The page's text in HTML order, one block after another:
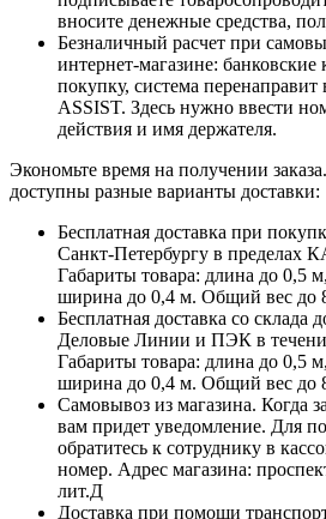
вносите денежные средства,
Безналичный расчет при
интернет-магазине:
покупку, система перенаправит
ASSIST. Здесь нужно ввести
действия и имя держателя.
Экономьте время на получении
доступны разные варианты доставки:
Бесплатная доставка при
Санкт-Петербургу в пределах
Габариты товара: длина до 0,5
ширина до 0,4 м. Общий вес до
Бесплатная доставка со склада
Деловые Линии и ПЭК в
Габариты товара: длина до 0,5
ширина до 0,4 м. Общий вес до
Самовывоз из магазина. Когда
вам придет уведомление. Для
обратитесь к сотруднику в
номер. Адрес магазина:
лит.Д
Доставка при помощи